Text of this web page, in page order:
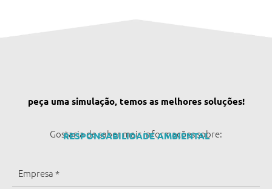
peça uma simulação, temos as melhores soluções!
Gostaria de saber mais informações sobre:
RESPONSABILIDADE AMBIENTAL